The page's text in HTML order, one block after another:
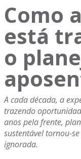
Como
está
o
A cada década, a
trazendo
anos pela frente,
sustentável tornou-
ignorada.